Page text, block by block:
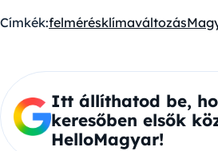
Címkék:felmérésklímaváltozás
Itt állíthatod be,
keresőben elsők
HelloMagyar!